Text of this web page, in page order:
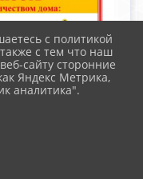
с политикой
с тем что наш
сайту сторонние
Яндекс Метрика,
аналитика".